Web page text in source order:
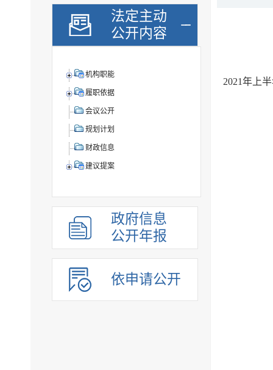
法定主动
公开内容
机构职能
履职依据
会议公开
规划计划
财政信息
建议提案
政府信息
公开年报
依申请公开
2021年上